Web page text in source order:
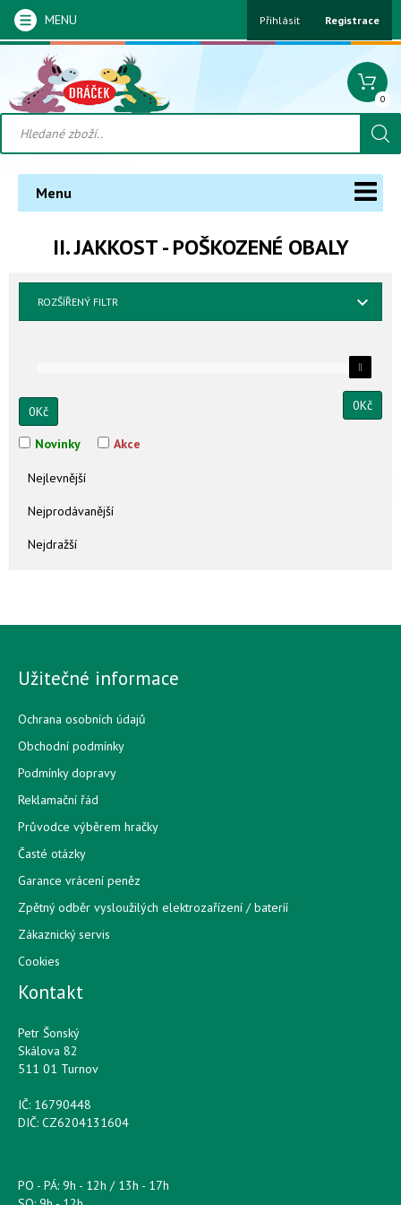
MENU Přihlásit Registrace
0
Menu
II. JAKKOST - POŠKOZENÉ OBALY
ROZŠÍŘENÝ FILTR
0Kč 0Kč
Novinky Akce
Nejlevnější
Nejprodávanější
Nejdražší
Užitečné informace
Ochrana osobních údajů
Obchodní podmínky
Podmínky dopravy
Reklamační řád
Průvodce výběrem hračky
Časté otázky
Garance vrácení peněz
Zpětný odběr vysloužilých elektrozařízení / bateríí
Zákaznický servis
Cookies
Kontakt
Petr Šonský
Skálova 82
511 01 Turnov
IČ: 16790448
DIČ: CZ6204131604
PO - PÁ: 9h - 12h / 13h - 17h